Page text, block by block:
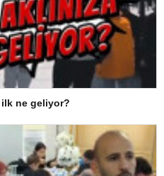
ilk ne geliyor?